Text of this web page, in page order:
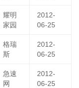
耀明
家园
2012-
06-25
格瑞
斯
2012-
06-25
急速
网
2012-
06-25